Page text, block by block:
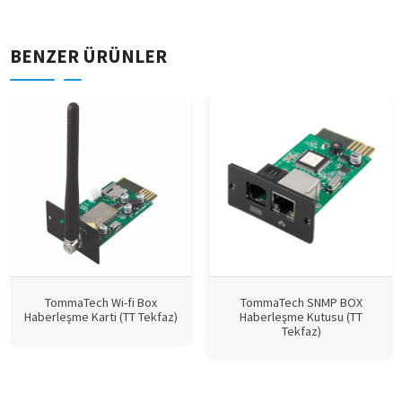
BENZER ÜRÜNLER
TommaTech Wi-fi Box
Haberleşme Karti (TT Tekfaz)
TommaTech SNMP BOX
Haberleşme Kutusu (TT
Tekfaz)